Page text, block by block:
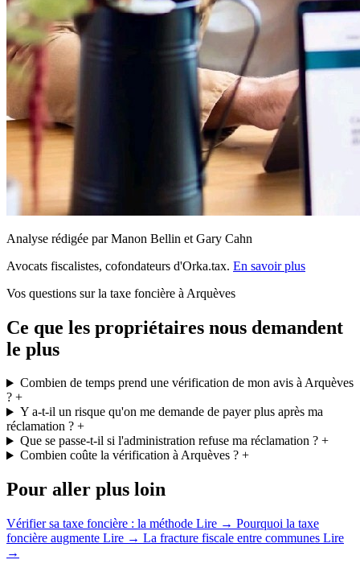
Analyse rédigée par Manon Bellin et Gary Cahn
Avocats fiscalistes, cofondateurs d'Orka.tax. En savoir plus
Vos questions sur la taxe foncière à Arquèves
Ce que les propriétaires nous demandent
le plus
Combien de temps prend une vérification de mon avis à Arquèves
? +
Y a-t-il un risque qu'on me demande de payer plus après ma
réclamation ? +
Que se passe-t-il si l'administration refuse ma réclamation ?+
Combien coûte la vérification à Arquèves ?+
Pour aller plus loin
Vérifier sa taxe foncière : la méthode Lire → Pourquoi la taxe
foncière augmente Lire → La fracture fiscale entre communes Lire
→